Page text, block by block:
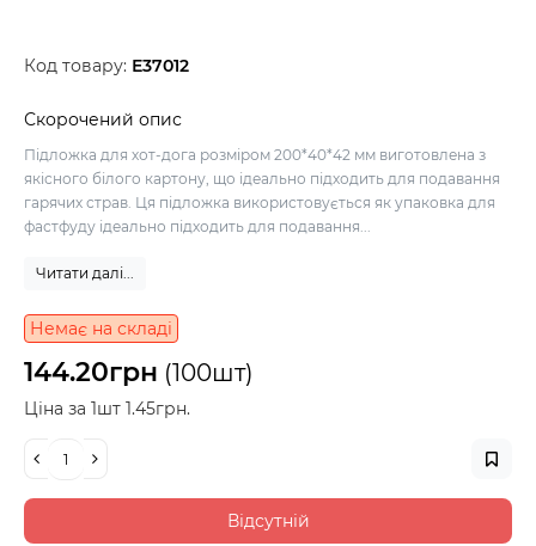
Код товару: Е37012
Скорочений опис
Підложка для хот-дога розміром 200*40*42 мм виготовлена з
якісного білого картону, що ідеально підходить для подавання
гарячих страв. Ця підложка використовується як упаковка для
фастфуду ідеально підходить для подавання...
Читати далі...
Немає на складі
144.20грн (100шт)
Ціна за 1шт 1.45грн.
Відсутній